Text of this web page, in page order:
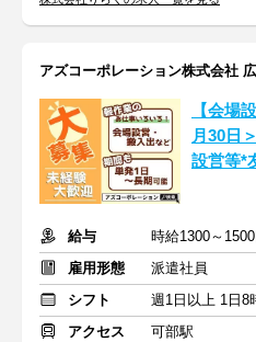
アズコーポレーション株式会社
【会場
月30日
設営等*
給与
時給1300～
雇用形態
派遣社員
シフト
週1日以上 1日8
アクセス
可部駅